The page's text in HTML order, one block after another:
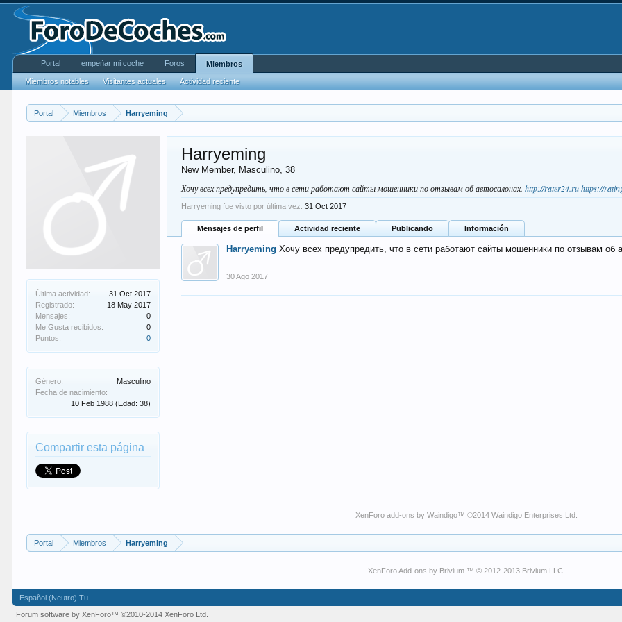
Portal Miembros Harryeming
Última actividad:
31 Oct 2017
Registrado:
18 May 2017
Mensajes:
0
Me Gusta recibidos:
0
Puntos:
0
Género:
Masculino
Fecha de nacimiento:
10 Feb 1988 (Edad: 38)
Compartir esta página
Harryeming
New Member, Masculino, 38
Хочу всех предупредить, что в сети работают сайты мошенники по отзывам об автосалонах.http://rater24.ru https://
Harryeming fue visto por última vez: 31 Oct 2017
Mensajes de perfil Actividad reciente Publicando Información
Harryeming Хочу всех предупредить, что в сети работают сайты мошенники по отзывам об
30 Ago 2017
XenForo add-ons by Waindigo™ ©2014 Waindigo Enterprises Ltd
Portal Miembros Harryeming
XenForo Add-ons by Brivium ™ © 2012-2013 Brivium LLC.
Portal empeñar mi coche Foros Miembros
Miembros notables Visitantes actuales Actividad reciente
Español (Neutro) Tu
Forum software by XenForo™©2010-2014 XenForo Ltd.